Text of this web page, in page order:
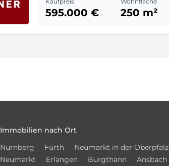
595.000 € 250 m²
Immobilien nach Ort
Nürnberg
Fürth Neumarkt in der Oberpfalz
Neumarkt
Erlangen Burgthann Ansbach